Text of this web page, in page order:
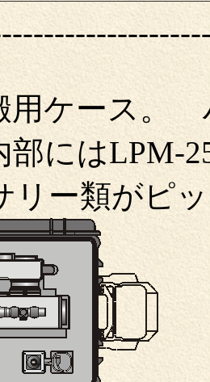
用ケース。
部にはLPM-
リー類がピ